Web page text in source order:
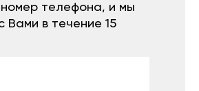
телефона, и мы
Вами в течение 15